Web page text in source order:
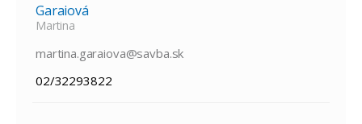
Garaiová
Martina
martina.garaiova@savba.sk
02/32293822